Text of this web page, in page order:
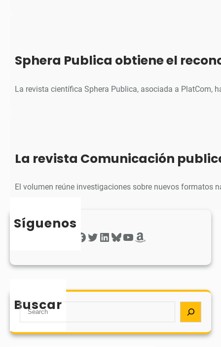
Sphera Publica obtiene el
La revista científica Sphera Publica, asociada a PlatCom,
La revista Comunicación
El volumen reúne investigaciones sobre nuevos formatos
Síguenos
Twitter LinkedIn Bluesky YouTube Amazon
Buscar
S
a